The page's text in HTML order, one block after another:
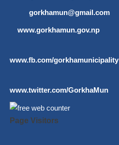
gorkhamun@gmail.com
www.gorkhamun.gov.np
www.fb.com/gorkhamunicipality
www.twitter.com/GorkhaMun
Page Visitors